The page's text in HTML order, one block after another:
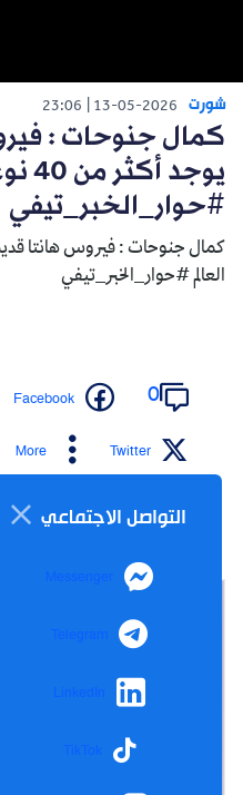
شورت 13-05-2026
23:06
كمال جنوحات :
#حوار_الخبر_تيفي
العالم #حوار_الخبر_تيفي
0
Facebook
Twitter
More
التواصل الاجتماعي
Messenger
Telegram
LinkedIn
TikTok